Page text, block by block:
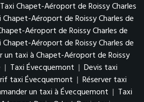
Taxi Chapet-Aéroport de Roissy Charles
Aéroport de Roissy Charles de
Aéroport de Roissy Charles de
Chapet-Aéroport de Roissy Charles de
un taxi à Chapet-Aéroport de Roissy
| Taxi Évecquemont | Devis taxi
taxi Évecquemont | Réserver taxi
un taxi à Évecquemont | Taxi